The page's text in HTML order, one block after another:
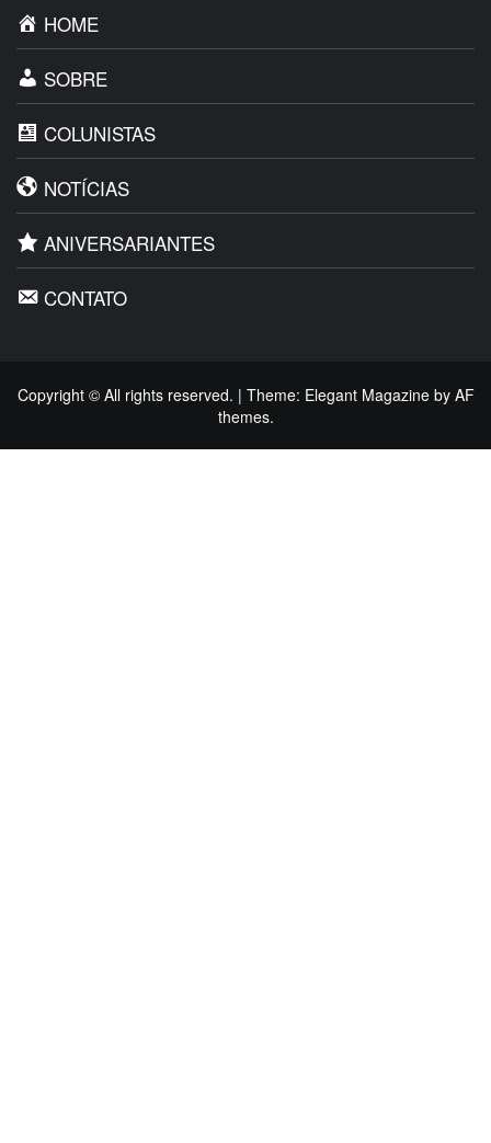
HOME
SOBRE
COLUNISTAS
NOTÍCIAS
ANIVERSARIANTES
CONTATO
Copyright © All rights reserved. | Theme: Elegant Magazineby AF
themes.